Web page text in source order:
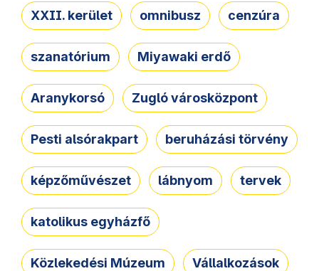
XXII. kerület omnibusz cenzúra
szanatórium Miyawaki erdő
Aranykorsó Zugló városközpont
Pesti alsórakpart beruházási törvény
képzőművészet lábnyom tervek
katolikus egyházfő
Közlekedési Múzeum Vállalkozások